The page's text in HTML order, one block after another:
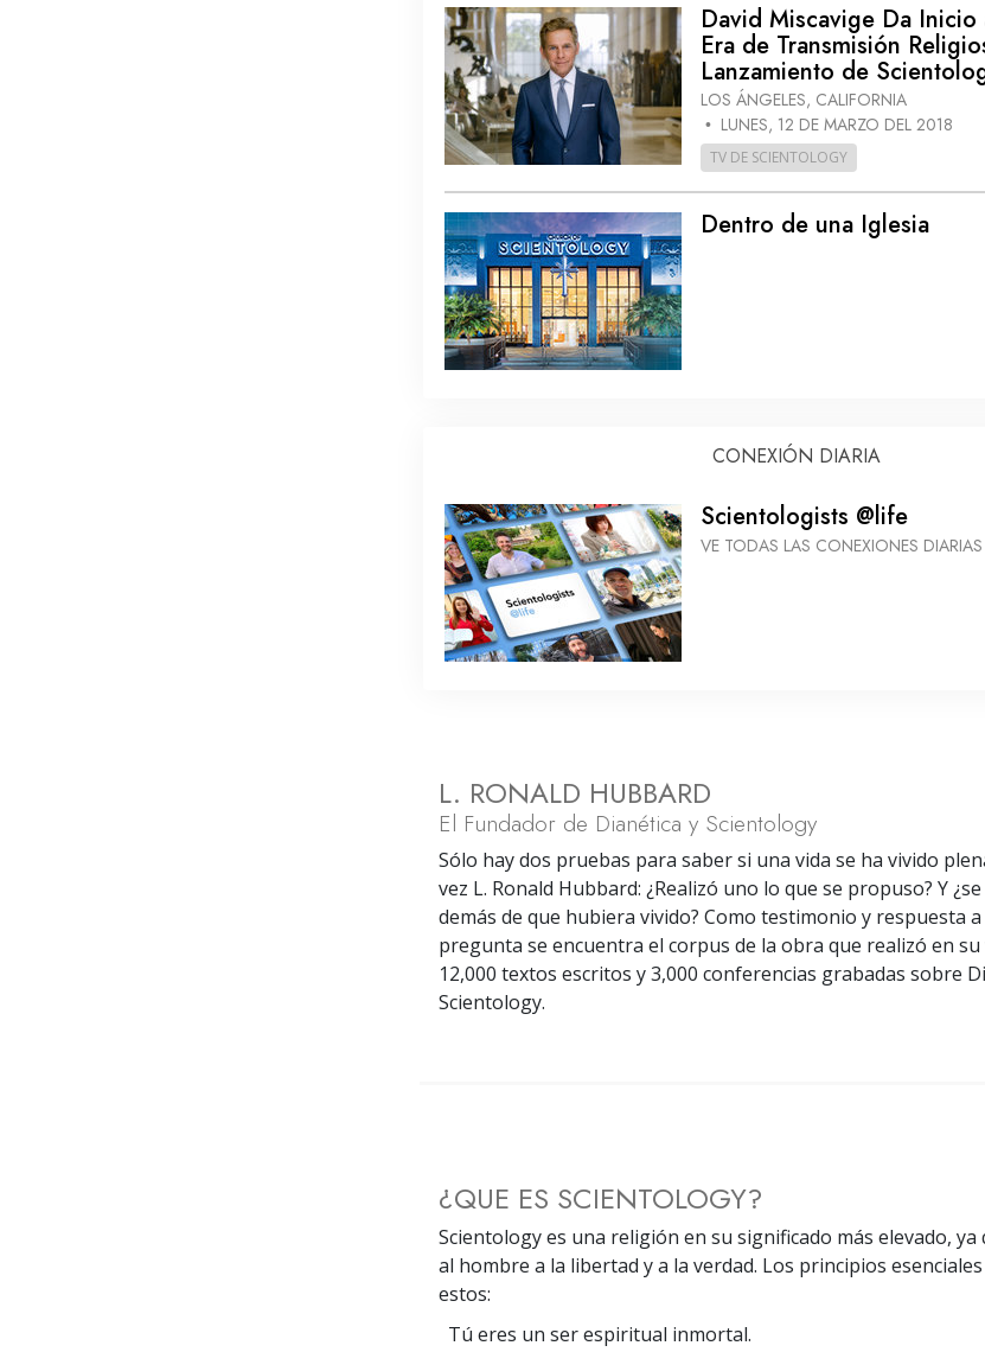
David Miscavige Da Inicio
Era de Transmisión
Lanzamiento de
LOS ÁNGELES, CALIFORNIA
• LUNES, 12 DE MARZO DEL 2018
TV DE SCIENTOLOGY
Dentro de una Iglesia
CONEXIÓN DIARIA
Scientologists @life
VE TODAS LAS CONEXIONES DIARIAS
L. RONALD HUBBARD
El Fundador de Dianética y Scientology
Sólo hay dos pruebas para saber si una vida se ha vivido
vez L. Ronald Hubbard: ¿Realizó uno lo que se propuso? Y
demás de que hubiera vivido? Como testimonio y respuesta
pregunta se encuentra el corpus de la obra que realizó en su
12,000 textos escritos y 3,000 conferencias grabadas sobre
Scientology.
¿QUE ES SCIENTOLOGY?
Scientology es una religión en su significado más elevado, ya
al hombre a la libertad y a la verdad. Los principios
estos:
Tú eres un ser espiritual inmortal.